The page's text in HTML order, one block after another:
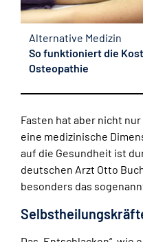
Alternative Medizin
So funktioniert die
Osteopathie
Fasten hat aber nicht
eine medizinische
auf die Gesundheit ist
deutschen Arzt Otto
besonders das